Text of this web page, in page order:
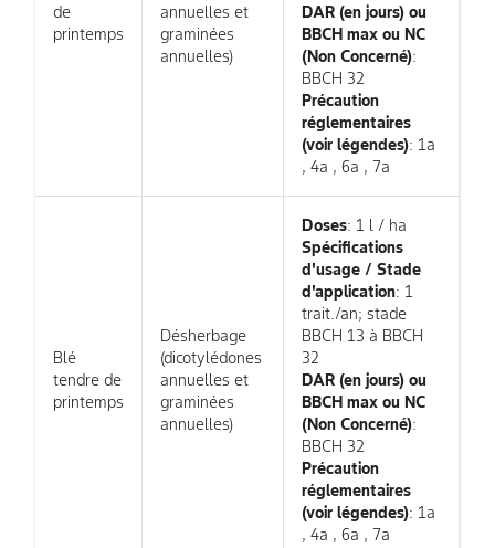
de
printemps
annuelles et
graminées
annuelles)
DAR (en jours) ou
BBCH max ou NC
(Non Concerné):
BBCH 32
Précaution
réglementaires
(voir légendes): 1a
, 4a , 6a , 7a
Blé
tendre de
printemps
Désherbage
(dicotylédones
annuelles et
graminées
annuelles)
Doses: 1 l / ha
Spécifications
d'usage / Stade
d'application: 1
trait./an; stade
BBCH 13 à BBCH
32
DAR (en jours) ou
BBCH max ou NC
(Non Concerné):
BBCH 32
Précaution
réglementaires
(voir légendes): 1a
, 4a , 6a , 7a